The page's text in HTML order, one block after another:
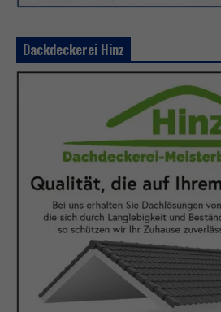
Dackdeckerei Hinz